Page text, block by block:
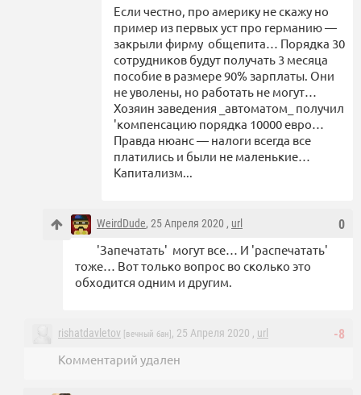
Если честно, про америку не скажу но
пример из первых уст про германию —
закрыли фирму общепита… Порядка 30
сотрудников будут получать 3 месяца
пособие в размере 90% зарплаты. Они
не уволены, но работать не могут…
Хозяин заведения _автоматом_ получил
'компенсацию порядка 10000 евро…
Правда нюанс — налоги всегда все
платились и были не маленькие…
Капитализм...
0
WeirdDude, 25 Апреля 2020 , url
'Запечатать' могут все… И 'распечатать'
тоже… Вот только вопрос во сколько это
обходится одним и другим.
-8
rishatdavletov [вечный бан] , 25 Апреля 2020 , url
Комментарий удален